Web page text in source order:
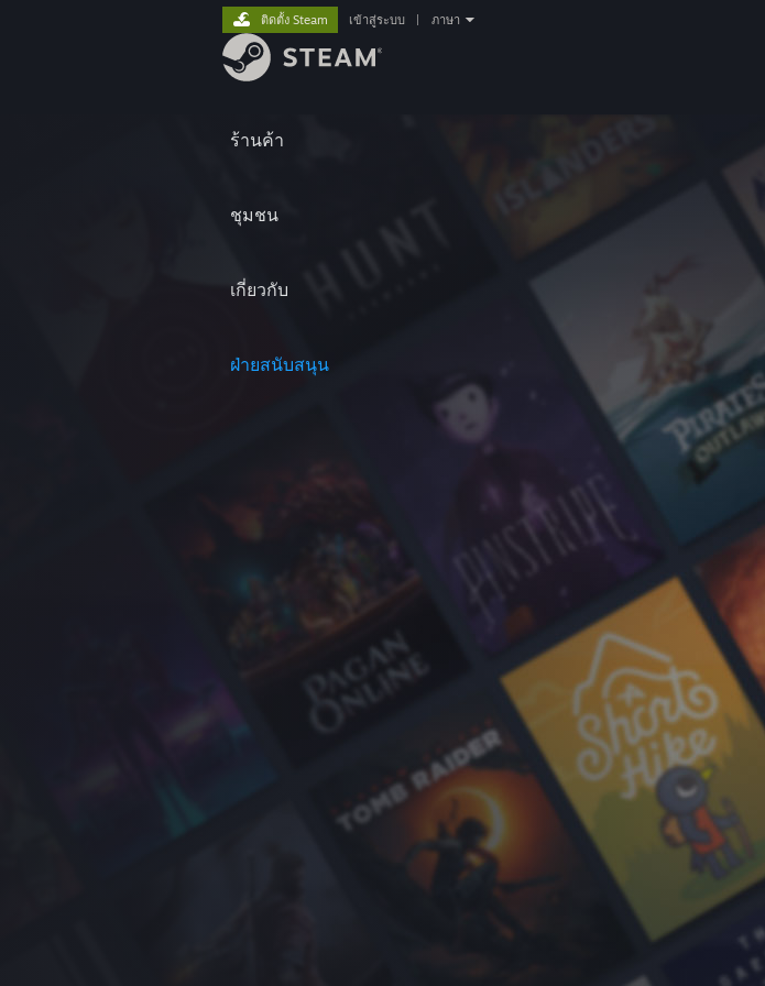
ร้านค้า
ชุมชน
เกี่ยวกับ
ฝ่ายสนับสนุน
ติดตั้ง Steam เข้าสู่ระบบ ภาษา